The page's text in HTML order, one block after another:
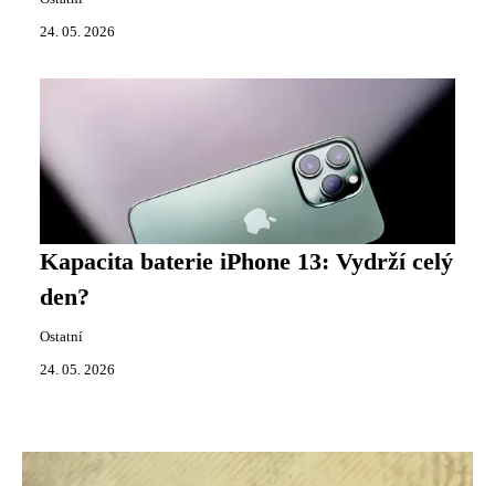
24. 05. 2026
Kapacita baterie iPhone 13: Vydrží celý
den?
Ostatní
24. 05. 2026